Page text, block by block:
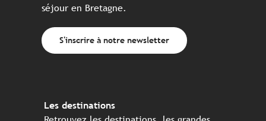
séjour en Bretagne.
S'inscrire à notre newsletter
Les destinations